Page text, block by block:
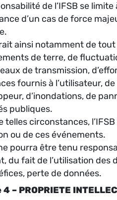
de l’IFSB se
d’un cas de force
ainsi notamment de
de terre, de
de transmission,
fournis à l’utilisateur,
d’inondations, de
publiques.
telles circonstances,
ou de ces événements.
ne pourra être tenu
du fait de l’utilisation
perte de données.
– PROPRIETE